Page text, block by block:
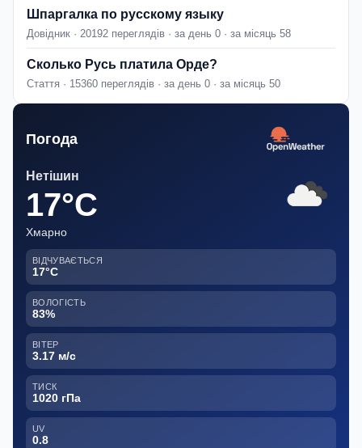
Шпаргалка по русскому языку
Довідник · 20192 переглядів · за день 0 · за місяць 58
Сколько Русь платила Орде?
Стаття · 15360 переглядів · за день 0 · за місяць 50
Погода
Нетішин
17°C
Хмарно
ВІДЧУВАЄТЬСЯ
17°C
ВОЛОГІСТЬ
83%
ВІТЕР
3.17 м/с
ТИСК
1020 гПа
UV
0.8